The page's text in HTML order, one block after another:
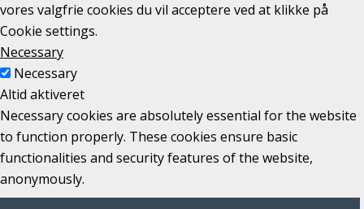
vores valgfrie cookies du vil acceptere ved at klikke på
Cookie settings.
Necessary
Necessary
Altid aktiveret
Necessary cookies are absolutely essential for the website
to function properly. These cookies ensure basic
functionalities and security features of the website,
anonymously.